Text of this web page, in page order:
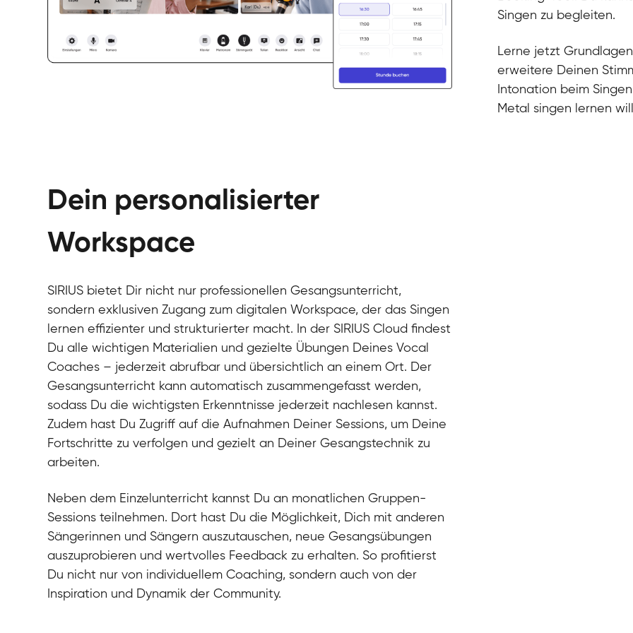
Gesang /
Klara
Gesang /
Ela
Gesang /
Singen zu begleiten.
Lerne jetzt
erweitere Deinen
Intonation beim
Metal singen lernen
Dein personalisierter
Workspace
SIRIUS bietet Dir nicht nur professionellen Gesangsunterricht,
sondern exklusiven Zugang zum digitalen Workspace, der das Singen
lernen effizienter und strukturierter macht. In der SIRIUS Cloud findest
Du alle wichtigen Materialien und gezielte Übungen Deines Vocal
Coaches – jederzeit abrufbar und übersichtlich an einem Ort. Der
Gesangsunterricht kann automatisch zusammengefasst werden,
sodass Du die wichtigsten Erkenntnisse jederzeit nachlesen kannst.
Zudem hast Du Zugriff auf die Aufnahmen Deiner Sessions, um Deine
Fortschritte zu verfolgen und gezielt an Deiner Gesangstechnik zu
arbeiten.
Neben dem Einzelunterricht kannst Du an monatlichen Gruppen-
Sessions teilnehmen. Dort hast Du die Möglichkeit, Dich mit anderen
Sängerinnen und Sängern auszutauschen, neue Gesangsübungen
auszuprobieren und wertvolles Feedback zu erhalten. So profitierst
Du nicht nur von individuellem Coaching, sondern auch von der
Inspiration und Dynamik der Community.